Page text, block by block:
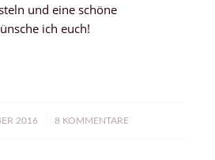
und eine schöne
ich euch!
2016 8 KOMMENTARE